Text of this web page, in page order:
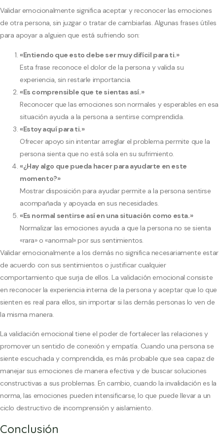
Validar emocionalmente significa aceptar y reconocer las emociones
de otra persona, sin juzgar o tratar de cambiarlas. Algunas frases útiles
para apoyar a alguien que está sufriendo son:
«Entiendo que esto debe ser muy difícil para ti.»
Esta frase reconoce el dolor de la persona y valida su
experiencia, sin restarle importancia.
«Es comprensible que te sientas así.»
Reconocer que las emociones son normales y esperables en esa
situación ayuda a la persona a sentirse comprendida.
«Estoy aquí para ti.»
Ofrecer apoyo sin intentar arreglar el problema permite que la
persona sienta que no está sola en su sufrimiento.
«¿Hay algo que pueda hacer para ayudarte en este
momento?»
Mostrar disposición para ayudar permite a la persona sentirse
acompañada y apoyada en sus necesidades.
«Es normal sentirse así en una situación como esta.»
Normalizar las emociones ayuda a que la persona no se sienta
«rara» o «anormal» por sus sentimientos.
Validar emocionalmente a los demás no significa necesariamente estar
de acuerdo con sus sentimientos o justificar cualquier
comportamiento que surja de ellos. La validación emocional consiste
en reconocer la experiencia interna de la persona y aceptar que lo que
sienten es real para ellos, sin importar si las demás personas lo ven de
la misma manera.
La validación emocional tiene el poder de fortalecer las relaciones y
promover un sentido de conexión y empatía. Cuando una persona se
siente escuchada y comprendida, es más probable que sea capaz de
manejar sus emociones de manera efectiva y de buscar soluciones
constructivas a sus problemas. En cambio, cuando la invalidación es la
norma, las emociones pueden intensificarse, lo que puede llevar a un
ciclo destructivo de incomprensión y aislamiento.
Conclusión